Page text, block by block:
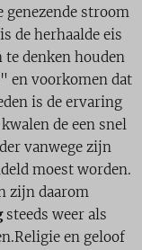
genezende stroom
de herhaalde eis
te denken houden
en voorkomen dat
is de ervaring
de een snel
vanwege zijn
moest worden.
zijn daarom
steeds weer als
en geloof